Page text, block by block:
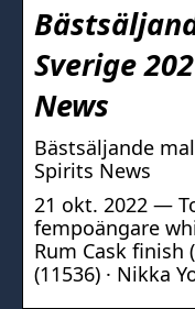
Sverige
News
Bästsäljande
Spirits News
21 okt. 2022 —
fempoängare
Rum Cask finish
(11536) · Nikka